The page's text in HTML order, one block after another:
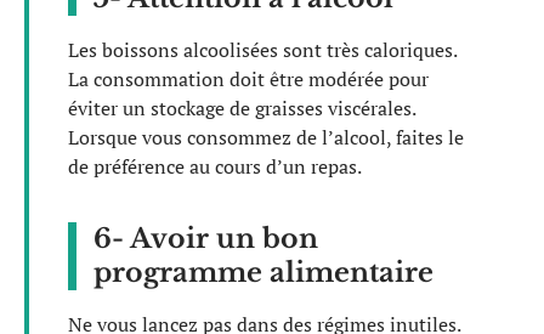
Les boissons alcoolisées sont très caloriques.
La consommation doit être modérée pour
éviter un stockage de graisses viscérales.
Lorsque vous consommez de l’alcool, faites le
de préférence au cours d’un repas.
6- Avoir un bon
programme alimentaire
Ne vous lancez pas dans des régimes inutiles.